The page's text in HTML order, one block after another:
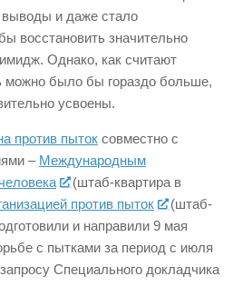
выводы и даже стало
восстановить значительно
Однако, как считают
можно было бы гораздо больше,
усвоены.
против пыток совместно с
– Международным
(штаб-квартира в
против пыток
(штаб-
и направили 9 мая
с пытками за период с июля
Специального докладчика